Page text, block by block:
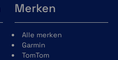
Merken
Alle merken
Garmin
TomTom